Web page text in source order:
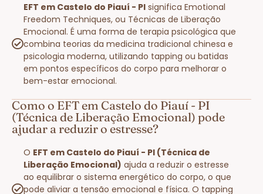
EFT em Castelo do Piauí - PI significa Emotional
Freedom Techniques, ou Técnicas de Liberação
Emocional. É uma forma de terapia psicológica que
combina teorias da medicina tradicional chinesa e
psicologia moderna, utilizando tapping ou batidas
em pontos específicos do corpo para melhorar o
bem-estar emocional.
Como o EFT em Castelo do Piauí - PI
(Técnica de Liberação Emocional) pode
ajudar a reduzir o estresse?
O EFT em Castelo do Piauí - PI (Técnica de
Liberação Emocional) ajuda a reduzir o estresse
ao equilibrar o sistema energético do corpo, o que
pode aliviar a tensão emocional e física. O tapping